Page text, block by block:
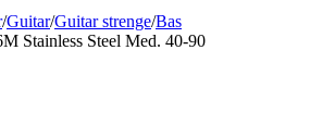
/Guitar/Guitar strenge/Bas
Stainless Steel Med. 40-90